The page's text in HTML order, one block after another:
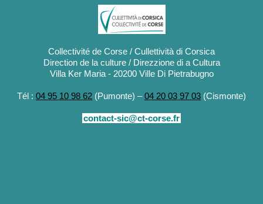
Collectivité de Corse / Cullettività di Corsica
Direction de la culture / Direzzione di a Cultura
Villa Ker Maria - 20200 Ville Di Pietrabugno
Tél : 04 95 10 98 62 (Pumonte) –04 20 03 97 03 (Cismonte)
contact-sic@ct-corse.fr